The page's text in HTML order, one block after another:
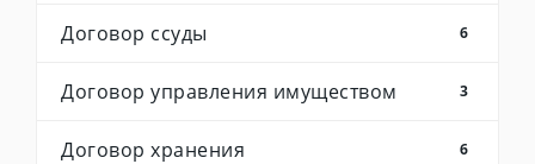
Договор ссуды 6
Договор управления имуществом 3
Договор хранения 6